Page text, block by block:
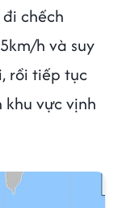
chếch
h và suy
rồi tiếp tục
vực vịnh